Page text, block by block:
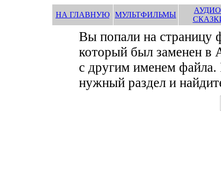
НА ГЛАВНУЮ МУЛЬТФИЛЬМЫ
Вы попали на страницу
который был заменен в
с другим именем
нужный раздел и